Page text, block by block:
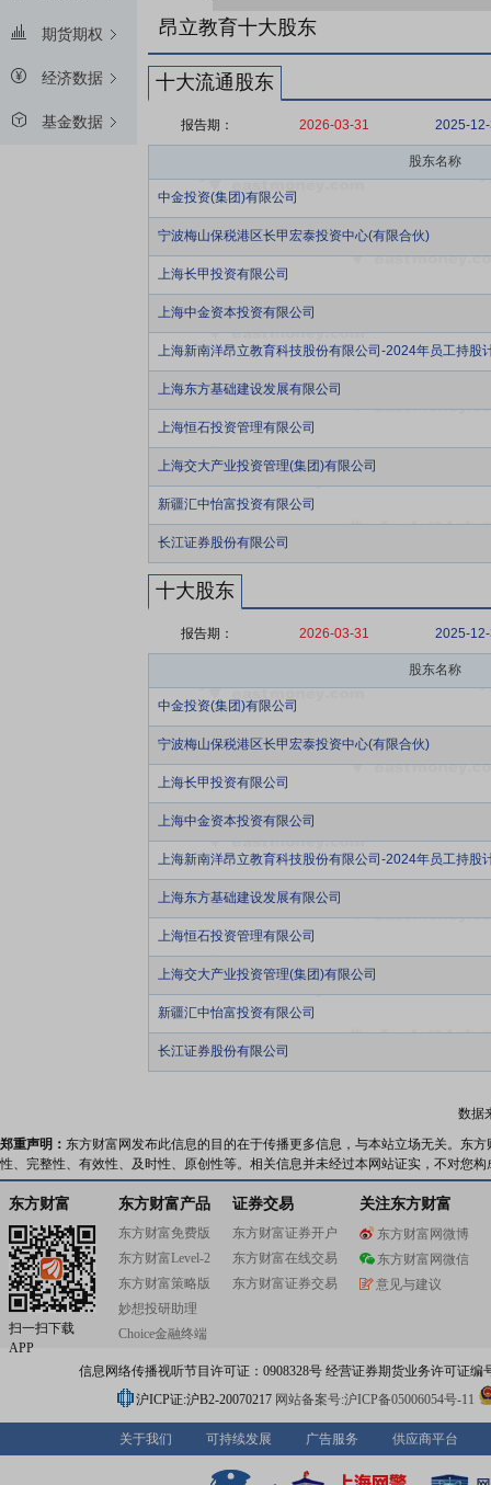
期货期权
经济数据
基金数据
昂立教育十大股东
十大流通股东
报告期： 2026-03-31 2025-
股东名称
中金投资(集团)有限公司
宁波梅山保税港区长甲宏泰投资中心(有限合伙)
上海长甲投资有限公司
上海中金资本投资有限公司
上海新南洋昂立教育科技股份有限公司-2024年员工持股
上海东方基础建设发展有限公司
上海恒石投资管理有限公司
上海交大产业投资管理(集团)有限公司
新疆汇中怡富投资有限公司
长江证券股份有限公司
十大股东
报告期： 2026-03-31 2025-
股东名称
中金投资(集团)有限公司
宁波梅山保税港区长甲宏泰投资中心(有限合伙)
上海长甲投资有限公司
上海中金资本投资有限公司
上海新南洋昂立教育科技股份有限公司-2024年员工持股
上海东方基础建设发展有限公司
上海恒石投资管理有限公司
上海交大产业投资管理(集团)有限公司
新疆汇中怡富投资有限公司
长江证券股份有限公司
数据
郑重声明： 东方财富网发布此信息的目的在于传播更多信息，与本站立场无关。东
性、完整性、有效性、及时性、原创性等。相关信息并未经过本网站证实，不对您
东方财富
扫一扫下载
APP
东方财富产品
东方财富免费版
东方财富Level-2
东方财富策略版
妙想投研助理
Choice金融终端
证券交易
东方财富证券开户
东方财富在线交易
东方财富证券交易
关注东方财富
东方财富网微博
东方财富网微信
意见与建议
信息网络传播视听节目许可证：0908328号 经营证券期货业务许可证编
沪ICP证:沪B2-20070217 网站备案号:沪ICP备05006054号-11
关于我们 可持续发展 广告服务 供应商平台